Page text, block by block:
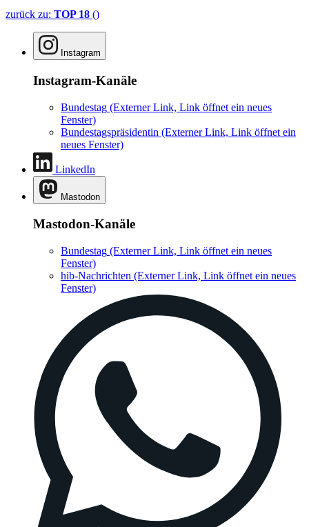
zurück zu: TOP 18 ()
Instagram
Instagram-Kanäle
Bundestag (Externer Link, Link öffnet ein neues
Fenster)
Bundestagspräsidentin (Externer Link, Link öffnet ein
neues Fenster)
LinkedIn
Mastodon
Mastodon-Kanäle
Bundestag (Externer Link, Link öffnet ein neues
Fenster)
hib-Nachrichten (Externer Link, Link öffnet ein neues
Fenster)